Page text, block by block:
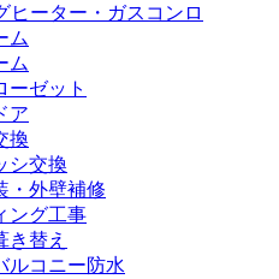
ヒーター・ガスコンロ
ム
ム
ーゼット
ア
換
シ交換
・外壁補修
ング工事
き替え
ルコニー防水